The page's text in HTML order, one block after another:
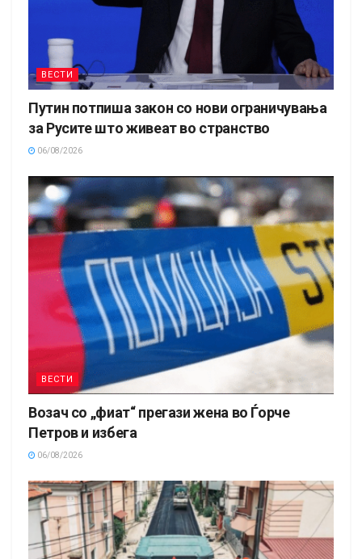
ВЕСТИ
Путин потпиша закон со нови ограничувања
за Русите што живеат во странство
06/08/2026
ВЕСТИ
Возач со „фиат“ прегази жена во Ѓорче
Петров и избега
06/08/2026